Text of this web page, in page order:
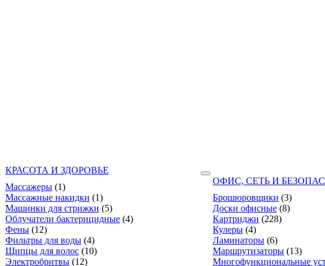
КРАСОТА И ЗДОРОВЬЕ
Массажеры (1)
Массажные накидки (1)
Машинки для стрижки (5)
Облучатели бактерицидные (4)
Фены (12)
Фильтры для воды (4)
Щипцы для волос (10)
Электробритвы (12)
ОФИС, СЕТЬ И
Брошюровщики (3)
Доски офисные (8)
Картриджи (228)
Кулеры (4)
Ламинаторы (6)
Маршрутизаторы (13)
Многофункциональные